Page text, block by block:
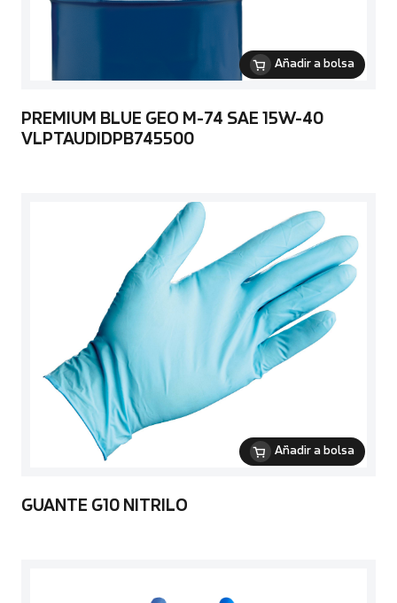
Añadir a bolsa
PREMIUM BLUE GEO M-74 SAE 15W-40
VLPTAUDIDPB745500
Añadir a bolsa
GUANTE G10 NITRILO